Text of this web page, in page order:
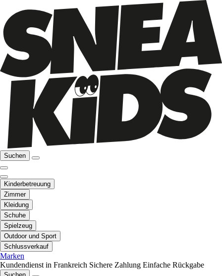
Suchen
Kinderbetreuung
Zimmer
Kleidung
Schuhe
Spielzeug
Outdoor und Sport
Schlussverkauf
Marken
Kundendienst in Frankreich Sichere Zahlung Einfache Rückgabe